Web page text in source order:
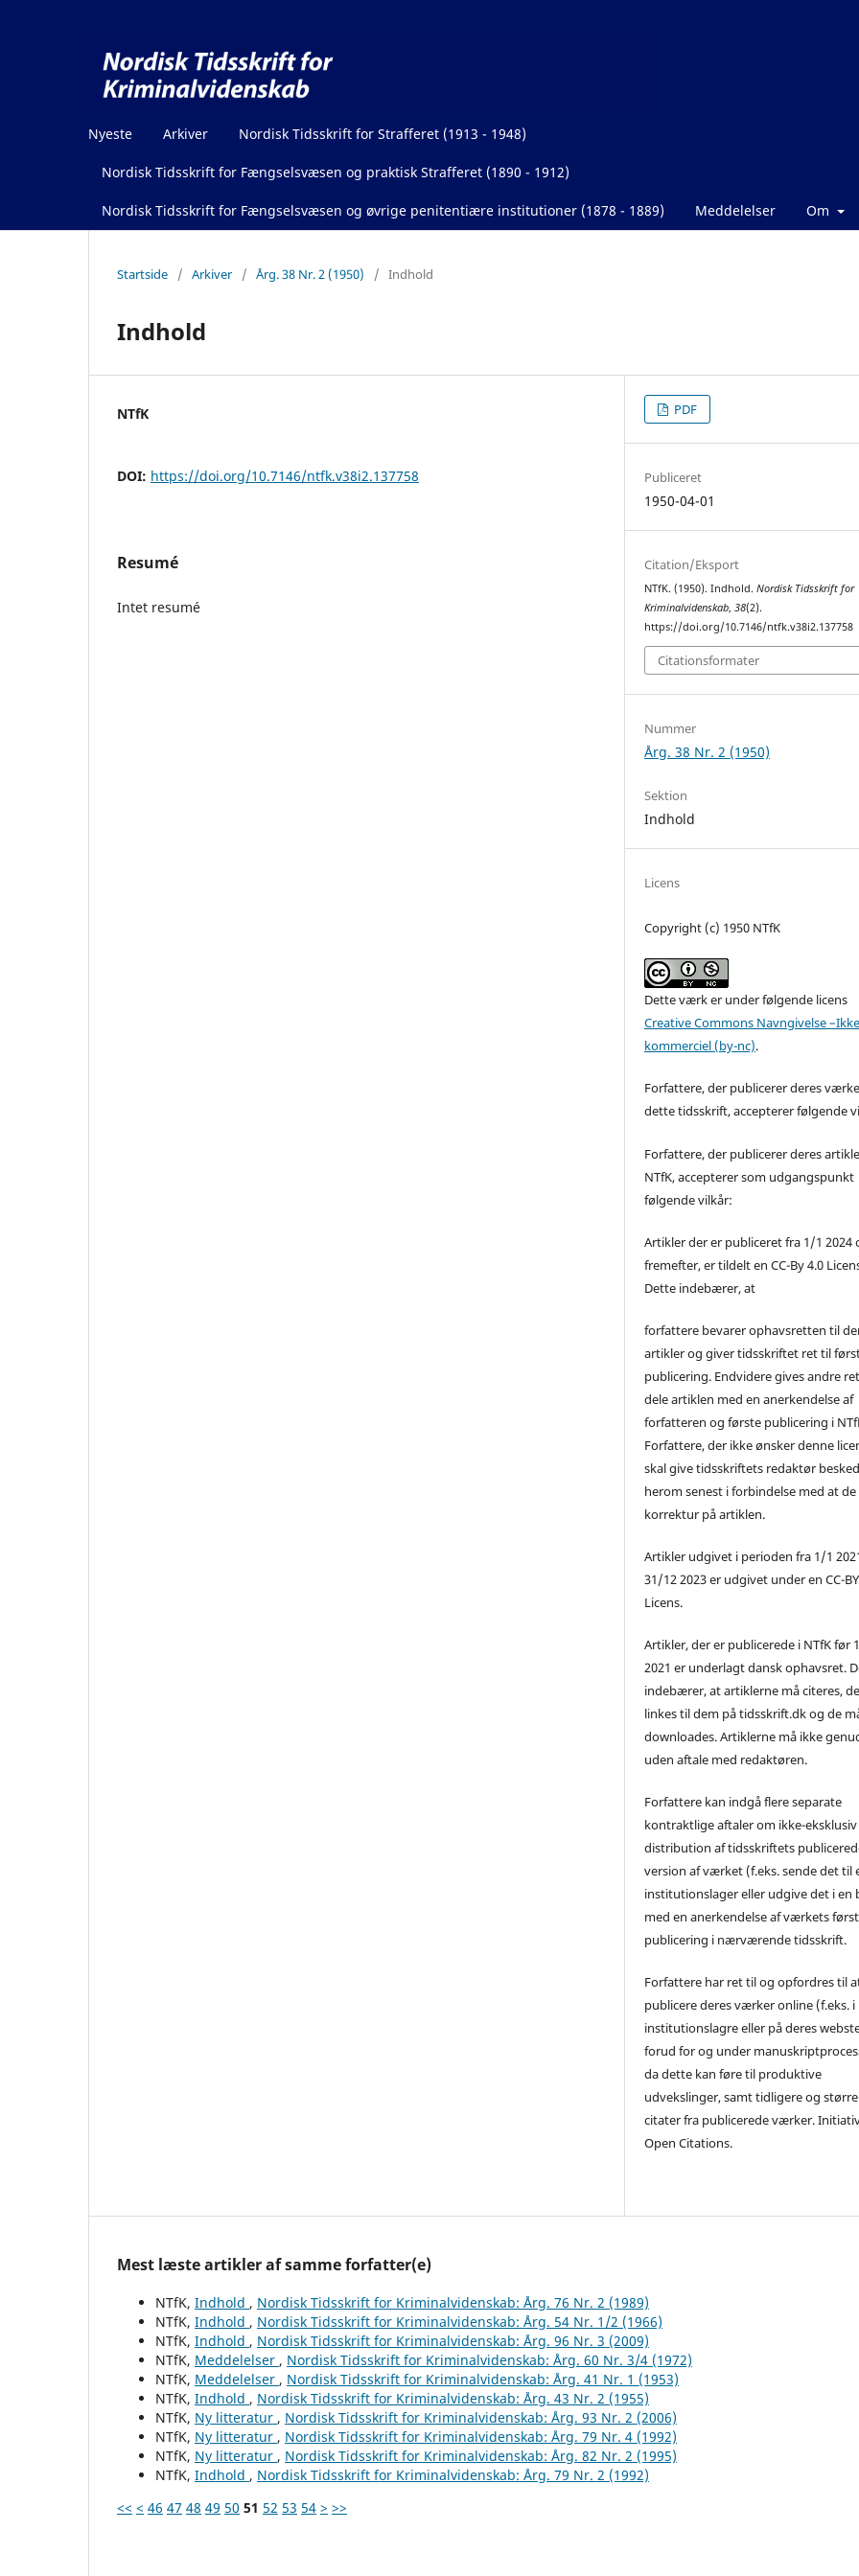
Nyeste Arkiver Nordisk Tidsskrift for Strafferet (1913 - 1948)
Nordisk Tidsskrift for Fængselsvæsen og praktisk Strafferet (1890 - 1912)
Nordisk Tidsskrift for Fængselsvæsen og øvrige penitentiære institutioner (1878 - 1889) Meddelelser Om
Startside / Arkiver / Årg. 38 Nr. 2 (1950) / Indhold
Indhold
NTfK
DOI: https://doi.org/10.7146/ntfk.v38i2.137758
Resumé
Intet resumé
PDF
Publiceret
1950-04-01
Citation/Eksport
NTfK. (1950). Indhold.Nordisk Tidsskrift for
Kriminalvidenskab,38(2).
https://doi.org/10.7146/ntfk.v38i2.137758
Citationsformater
Nummer
Årg. 38 Nr. 2 (1950)
Sektion
Indhold
Licens
Copyright (c) 1950 NTfK
Dette værk er under følgende licens
Creative Commons Navngivelse
kommerciel (by-nc).
Forfattere, der publicerer deres
dette tidsskrift, accepterer følgende
Forfattere, der publicerer deres
NTfK, accepterer som udgangspunkt
følgende vilkår:
Artikler der er publiceret fra 1/1 2024
fremefter, er tildelt en CC-By 4.0
Dette indebærer, at
forfattere bevarer ophavsretten til
artikler og giver tidsskriftet ret til
publicering. Endvidere gives andre
dele artiklen med en anerkendelse af
forfatteren og første publicering i
Forfattere, der ikke ønsker denne
skal give tidsskriftets redaktør besked
herom senest i forbindelse med at
korrektur på artiklen.
Artikler udgivet i perioden fra 1/1
31/12 2023 er udgivet under en CC-
Licens.
Artikler, der er publicerede i NTfK før
2021 er underlagt dansk ophavsret.
indebærer, at artiklerne må citeres,
linkes til dem på tidsskrift.dk og de
downloades. Artiklerne må ikke
uden aftale med redaktøren.
Forfattere kan indgå flere separate
kontraktlige aftaler om ikke-eksklusiv
distribution af tidsskriftets
version af værket (f.eks. sende det til
institutionslager eller udgive det i en
med en anerkendelse af værkets
publicering i nærværende tidsskrift.
Forfattere har ret til og opfordres til
publicere deres værker online (f.eks. i
institutionslagre eller på deres
forud for og under
da dette kan føre til produktive
udvekslinger, samt tidligere og større
citater fra publicerede værker.
Open Citations.
Mest læste artikler af samme forfatter(e)
NTfK, Indhold , Nordisk Tidsskrift for Kriminalvidenskab: Årg. 76 Nr. 2 (1989)
NTfK, Indhold , Nordisk Tidsskrift for Kriminalvidenskab: Årg. 54 Nr. 1/2 (1966)
NTfK, Indhold , Nordisk Tidsskrift for Kriminalvidenskab: Årg. 96 Nr. 3 (2009)
NTfK, Meddelelser , Nordisk Tidsskrift for Kriminalvidenskab: Årg. 60 Nr. 3/4 (1972)
NTfK, Meddelelser , Nordisk Tidsskrift for Kriminalvidenskab: Årg. 41 Nr. 1 (1953)
NTfK, Indhold , Nordisk Tidsskrift for Kriminalvidenskab: Årg. 43 Nr. 2 (1955)
NTfK, Ny litteratur , Nordisk Tidsskrift for Kriminalvidenskab: Årg. 93 Nr. 2 (2006)
NTfK, Ny litteratur , Nordisk Tidsskrift for Kriminalvidenskab: Årg. 79 Nr. 4 (1992)
NTfK, Ny litteratur , Nordisk Tidsskrift for Kriminalvidenskab: Årg. 82 Nr. 2 (1995)
NTfK, Indhold , Nordisk Tidsskrift for Kriminalvidenskab: Årg. 79 Nr. 2 (1992)
<< < 46 47 48 49 50 51 52 53 54 > >>